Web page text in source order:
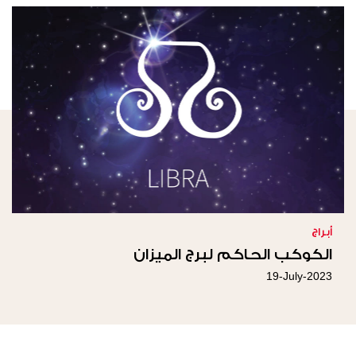
أبراج
الكوكب الحاكم لبرج الميزان
19-July-2023